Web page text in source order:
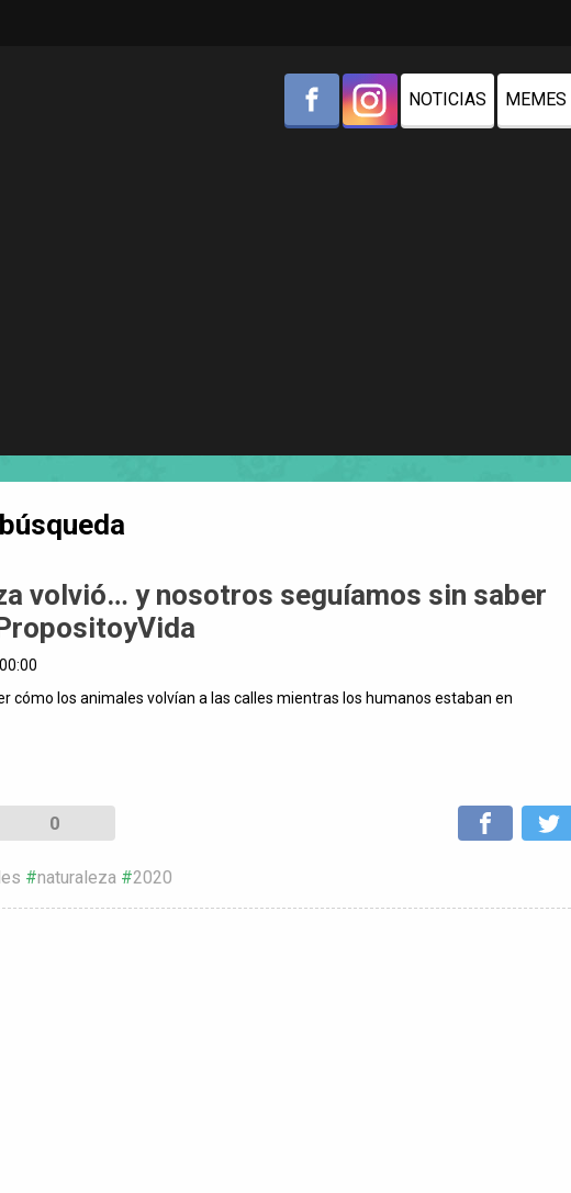
NOTICIAS MEMES
volvió… y nosotros seguíamos sin saber
cómo los animales volvían a las calles mientras los humanos estaban en
0
naturaleza 2020